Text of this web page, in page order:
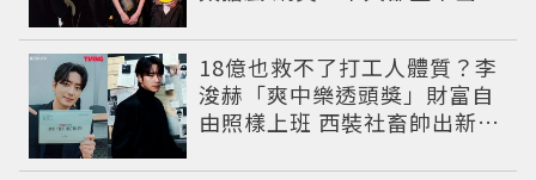
18億也救不了打工人體質？李
浚赫「爽中樂透頭獎」財富自
由照樣上班 西裝社畜帥出新高